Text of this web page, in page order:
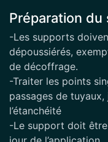
Préparation du
-Les supports
dépoussiérés,
de décoffrage.
-Traiter les points
passages de
l’étanchéité
-Le support doit